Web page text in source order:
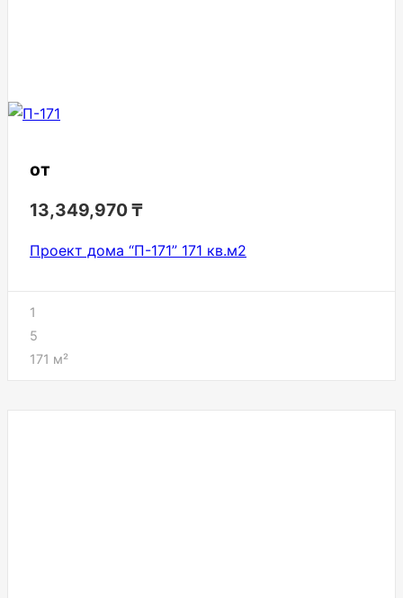
от
13,349,970₸
Проект дома “П-171” 171 кв.м2
1
5
171 м²